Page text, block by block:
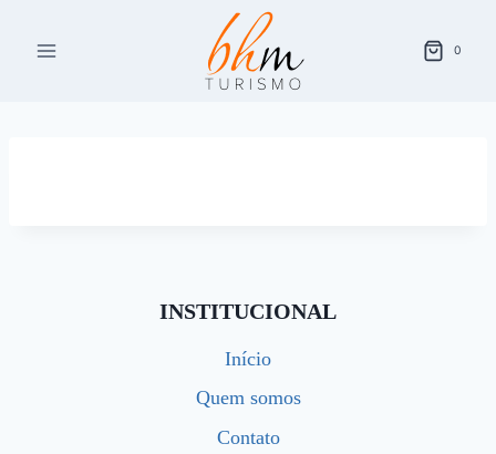
para
0
INSTITUCIONAL
Início
Quem somos
Contato